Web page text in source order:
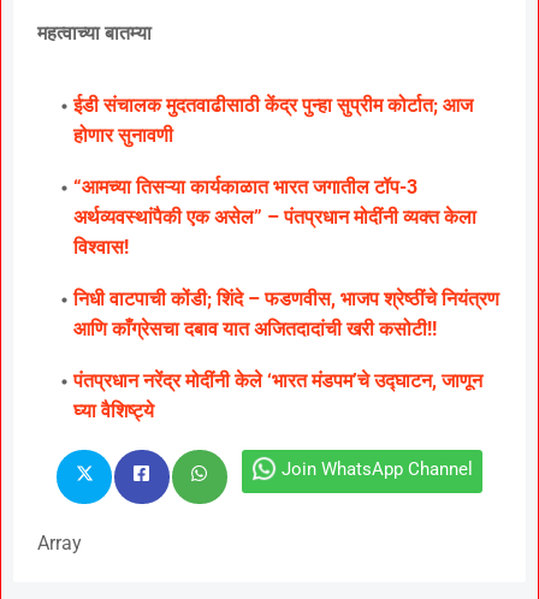
महत्वाच्या बातम्या
ईडी संचालक मुदतवाढीसाठी केंद्र पुन्हा सुप्रीम कोर्टात; आज
होणार सुनावणी
“आमच्या तिसऱ्या कार्यकाळात भारत जगातील टॉप-3
अर्थव्यवस्थांपैकी एक असेल” – पंतप्रधान मोदींनी व्यक्त केला
विश्वास!
निधी वाटपाची कोंडी; शिंदे – फडणवीस, भाजप श्रेष्ठींचे नियंत्रण
आणि काँग्रेसचा दबाव यात अजितदादांची खरी कसोटी!!
पंतप्रधान नरेंद्र मोदींनी केले ‘भारत मंडपम’चे उद्घाटन, जाणून
घ्या वैशिष्ट्ये
Join WhatsApp Channel
Array